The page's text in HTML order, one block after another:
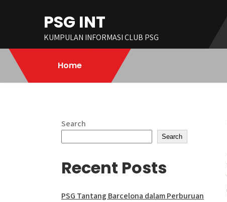
PSG INT
KUMPULAN INFORMASI CLUB PSG
Home
Search
Search
Recent Posts
PSG Tantang Barcelona dalam Perburuan